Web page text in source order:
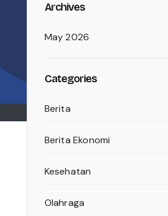
Archives
May 2026
Categories
Berita
Berita Ekonomi
Kesehatan
Olahraga